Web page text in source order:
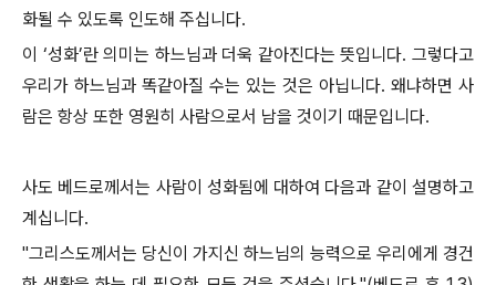
화될 수 있도록 인도해 주십니다.
이 ‘성화’란 의미는 하느님과 더욱 같아진다는 뜻입니다. 그렇다고
우리가 하느님과 똑같아질 수는 있는 것은 아닙니다. 왜냐하면 사
람은 항상 또한 영원히 사람으로서 남을 것이기 때문입니다.
사도 베드로께서는 사람이 성화됨에 대하여 다음과 같이 설명하고
계십니다.
"그리스도께서는 당신이 가지신 하느님의 능력으로 우리에게 경건